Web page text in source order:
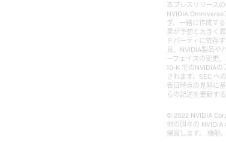
本プレスリリース
NVIDIA Omniverse
ぎ、一緒に作成す
果が予想と大きく
ドパーティに依存
良、NVIDIA製品や
ーフェイスの変更
10-K でのNVIDIA
されます。SEC へ
表日時点の見解に
らの記述を更新す
© 2022 NVIDIA
他の国々の NVIDIA
帰属します。 機能